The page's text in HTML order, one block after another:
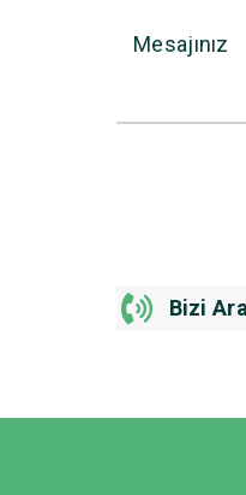
Mesajınız
Bizi